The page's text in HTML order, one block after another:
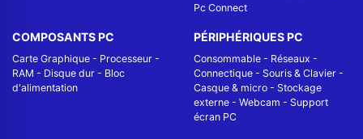
Pc Connect
COMPOSANTS PC
Carte Graphique - Processeur -
RAM - Disque dur - Bloc
d'alimentation
PÉRIPHÉRIQUES PC
Consommable - Réseaux -
Connectique - Souris & Clavier -
Casque & micro - Stockage
externe - Webcam - Support
écran PC